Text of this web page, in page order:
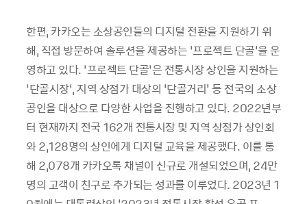
한편, 카카오는 소상공인들의 디지털 전환을 지원하기 위
해, 직접 방문하여 솔루션을 제공하는 ‘프로젝트 단골'을 운
영하고 있다. ‘프로젝트 단골’은 전통시장 상인을 지원하는
‘단골시장’, 지역 상점가 대상의 ‘단골거리' 등 전국의 소상
공인을 대상으로 다양한 사업을 진행하고 있다. 2022년부
터 현재까지 전국 162개 전통시장 및 지역 상점가 상인회
와 2,128명의 상인에게 디지털 교육을 제공했다. 이를 통
해 2,078개 카카오톡 채널이 신규로 개설되었으며, 24만
명의 고객이 친구로 추가되는 성과를 이루었다. 2023년 1